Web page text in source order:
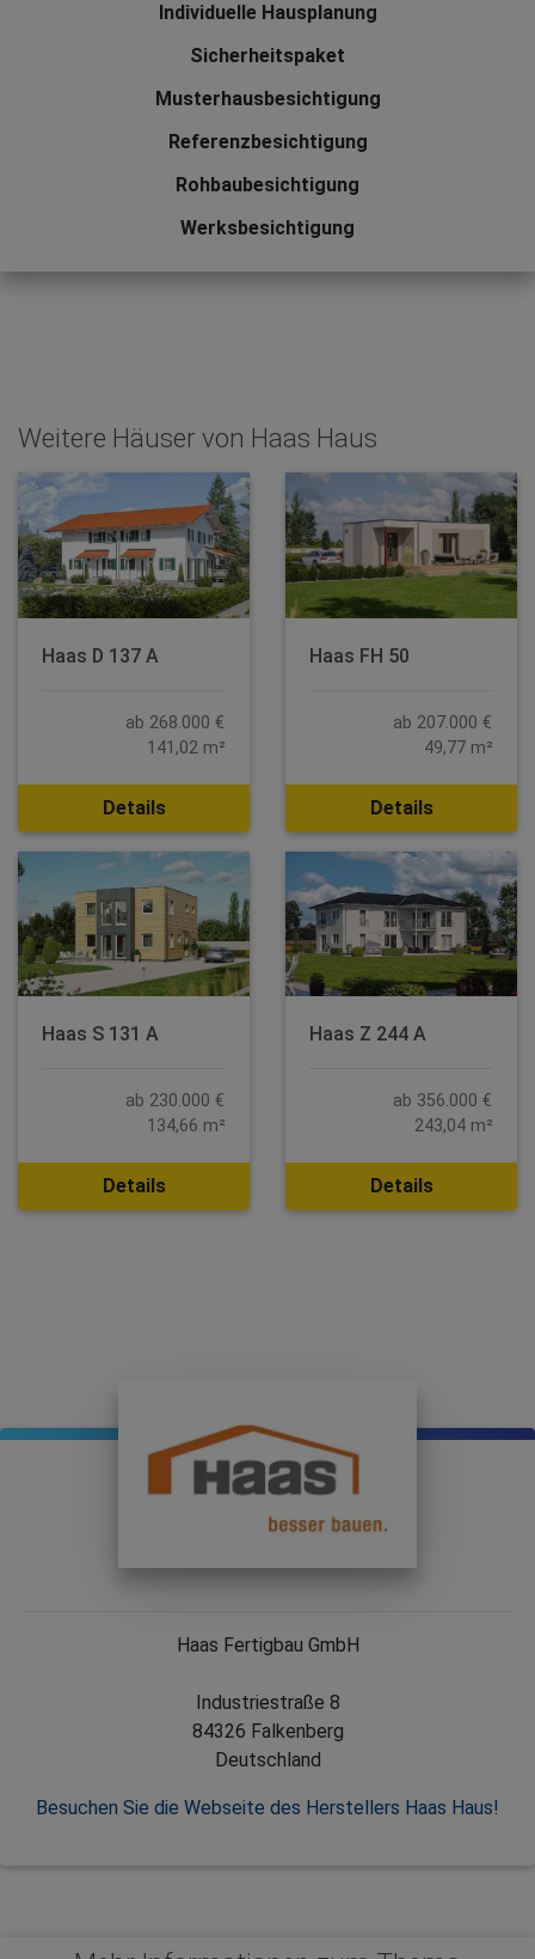
Individuelle Hausplanung
Sicherheitspaket
Musterhausbesichtigung
Referenzbesichtigung
Rohbaubesichtigung
Werksbesichtigung
Weitere Häuser von Haas Haus
Haas D 137 A
ab 268.000 €
141,02 m²
Details
Haas FH 50
ab 207.000 €
49,77 m²
Details
Haas S 131 A
ab 230.000 €
134,66 m²
Details
Haas Z 244 A
ab 356.000 €
243,04 m²
Details
Haas Fertigbau GmbH
Industriestraße 8
84326 Falkenberg
Deutschland
Besuchen Sie die Webseite des Herstellers Haas Haus!